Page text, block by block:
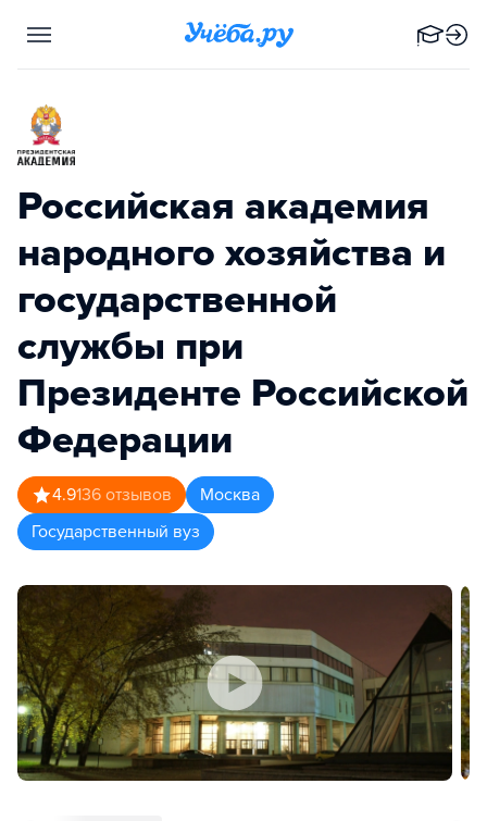
Российская академия
народного хозяйства и
государственной
службы при
Президенте Российской
Федерации
4.9136 отзывов
Москва
Государственный вуз